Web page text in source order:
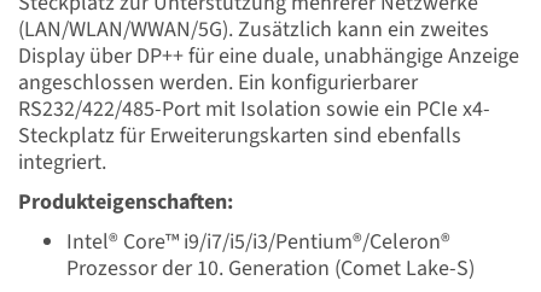
(LAN/WLAN/WWAN/5G). Zusätzlich kann ein zweites
Display über DP++ für eine duale, unabhängige Anzeige
angeschlossen werden. Ein konfigurierbarer
RS232/422/485-Port mit Isolation sowie ein PCIe x4-
Steckplatz für Erweiterungskarten sind ebenfalls
integriert.
Produkteigenschaften:
Intel® Core™ i9/i7/i5/i3/Pentium®/Celeron®
Prozessor der 10. Generation (Comet Lake-S)